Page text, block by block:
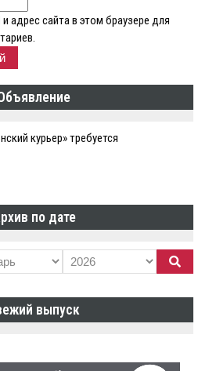
адрес сайта в этом браузере для
курьер» требуется
по дате
выпуск